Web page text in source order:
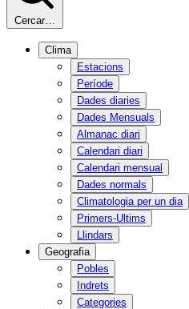
Cercar…
Clima
Estacions
Període
Dades diaries
Dades Mensuals
Almanac diari
Calendari diari
Calendari mensual
Dades normals
Climatologia per un dia
Primers-Ultims
Llindars
Geografia
Pobles
Indrets
Categories